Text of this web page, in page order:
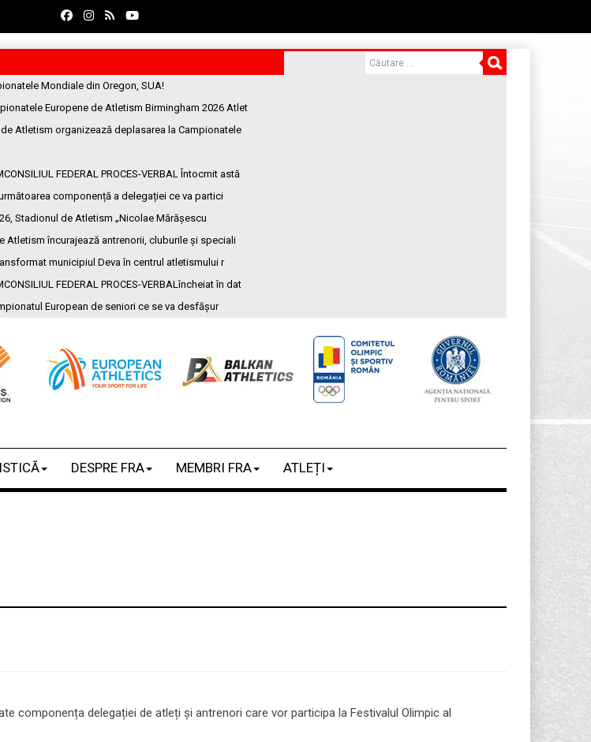
Mondiale din Oregon, SUA!
Europene de Atletism Birmingham 2026 Atlet
de Atletism organizează deplasarea la Campionatele
FEDERAL PROCES-VERBAL Întocmit astă
componență a delegației ce va partici
Stadionul de Atletism „Nicolae Mărășescu
Atletism încurajează antrenorii, cluburile și speciali
municipiul Deva în centrul atletismului r
FEDERAL PROCES-VERBALîncheiat în dat
European de seniori ce se va desfășur
DESPRE FRA MEMBRI FRA ATLEȚI
componența delegației de atleți și antrenori care vor participa la Festivalul Olimpic al